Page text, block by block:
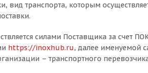
вид транспорта, которым
силами Поставщика за счет
https://inoxhub.ru, далее именуемой
– транспортного перевозчика